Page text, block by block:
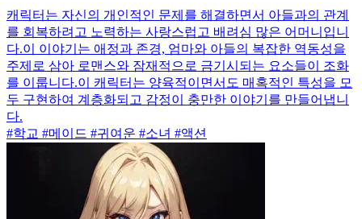
캐릭터는 자신의 개인적인 문제를 해결하면서 아들과의 관계
를 회복하려고 노력하는 사랑스럽고 배려심 많은 어머니입니
다.이 이야기는 애정과 존경, 엄마와 아들의 복잡한 역동성을
주제로 삼아 로맨스와 잠재적으로 금기시되는 요소들이 조화
를 이룹니다.이 캐릭터는 양육적이면서도 매혹적인 특성을 모
두 구현하여 계층화되고 감정이 충만한 이야기를 만들어냅니
다.
#학교 #메이드 #귀여운 #소녀 #액션